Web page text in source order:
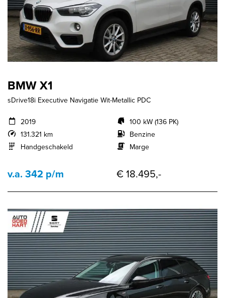
BMW X1
sDrive18i Executive Navigatie Wit-Metallic PDC
2019
131.321 km
Handgeschakeld
100 kW (136 PK)
Benzine
Marge
v.a. 342 p/m € 18.495,-